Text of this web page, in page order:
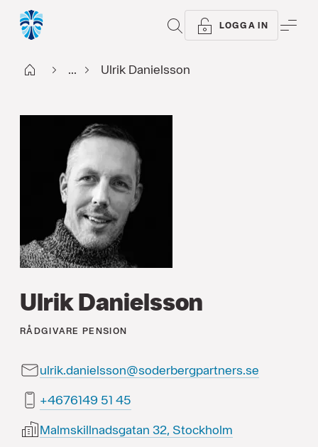
SÖK LOGGA IN
Start ... Ulrik Danielsson
Ulrik Danielsson
RÅDGIVARE PENSION
ulrik.danielsson@soderbergpartners.se
54 15 9416764+
Malmskillnadsgatan 32, Stockholm